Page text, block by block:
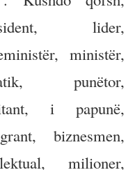
lider,
ministër,
punëtor,
i papunë,
biznesmen,
milioner,